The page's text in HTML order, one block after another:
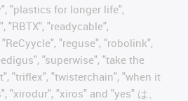
"plastics for longer life",
"RBTX", "readycable",
"reguse", "robolink",
"superwise", "take the
"triflex", "twisterchain", "when it
"xirodur", "xiros" and "yes" は、